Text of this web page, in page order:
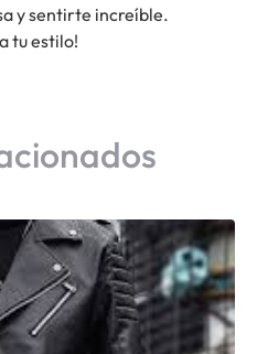
y sentirte increíble.
tu estilo!